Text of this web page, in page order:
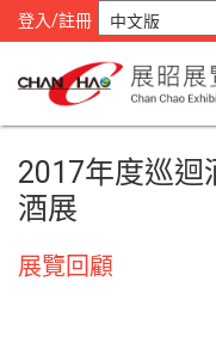
登入/註冊
2017年度巡迴
酒展
展覽回顧